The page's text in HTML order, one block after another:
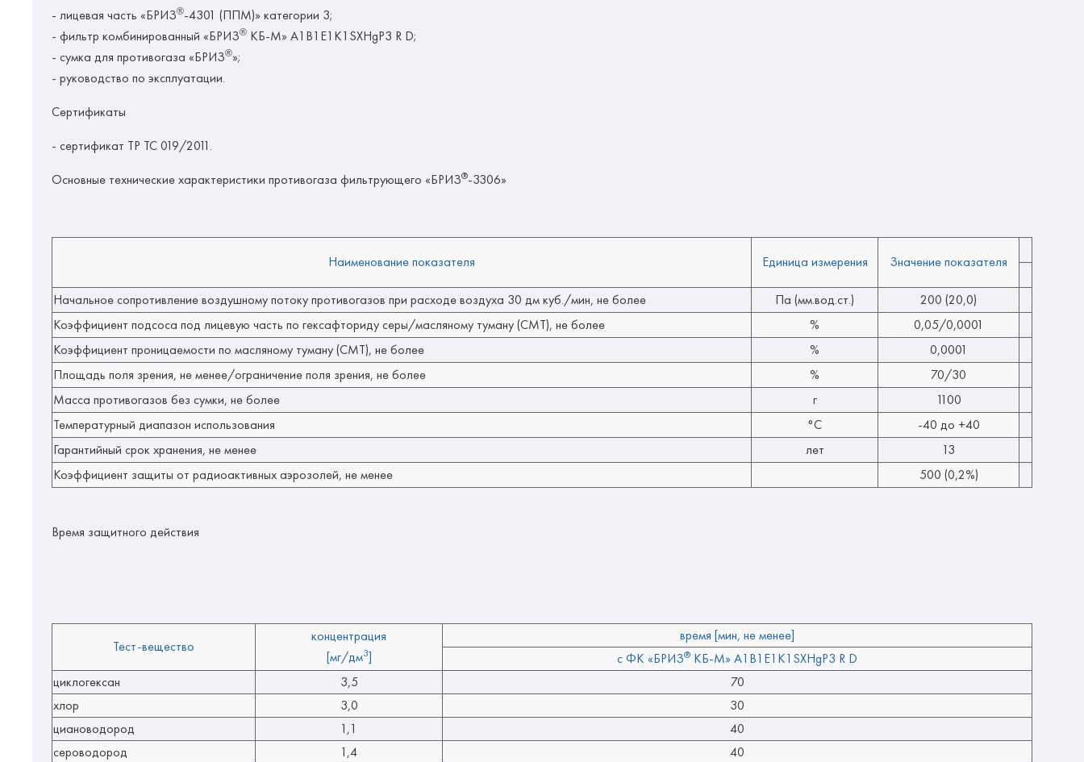
- лицевая часть «БРИЗ®-4301 (ППМ)» категории 3;
- фильтр комбинированный «БРИЗ® КБ-М» A1B1E1K1SXHgP3 R D;
- сумка для противогаза «БРИЗ®»;
- руководство по эксплуатации.
Сертификаты
- сертификат ТР ТС 019/2011.
Основные технические характеристики противогаза фильтрующего «БРИЗ®-3306»
Наименование показателя Единица измерения Значение показателя
Начальное сопротивление воздушному потоку противогазов при расходе воздуха 30 дм куб./мин, не более Па (мм.вод.ст.)
200 (20,0)
Коэффициент подсоса под лицевую часть по гексафториду серы/масляному туману (СМТ), не более
%
0,05/0,0001
Коэффициент проницаемости по масляному туману (СМТ), не более
%
0,0001
Площадь поля зрения, не менее/ограничение поля зрения, не более
%
70/30
Масса противогазов без сумки, не более
г
1100
Температурный диапазон использования
°C
-40 до +40
Гарантийный срок хранения, не менее
лет
13
Коэффициент защиты от радиоактивных аэрозолей, не менее
500 (0,2%)
Время защитного действия
Тест-вещество
концентрация
[мг/дм3]
время [мин, не менее]
с ФК «БРИЗ® КБ-М» A1B1E1K1SXHgP3 R D
циклогексан
3,5
70
хлор
3,0
30
циановодород
1,1
40
сероводород
1,4
40